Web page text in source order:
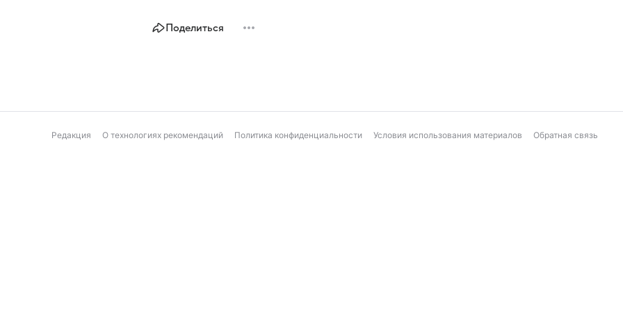
Поделиться
Редакция О технологиях рекомендаций Политика конфиденциальности Условия использования материалов Обратная связь